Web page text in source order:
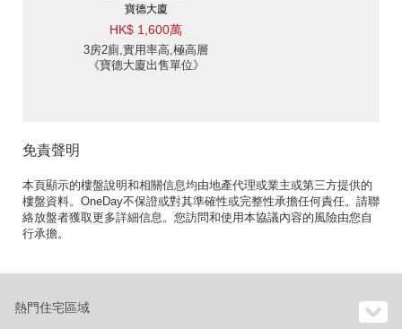
寶德大廈
HK$ 1,600萬
3房2廁,實用率高,極高層
《寶德大廈出售單位》
免責聲明
本頁顯示的樓盤說明和相關信息均由地產代理或業主或第三方提供的
樓盤資料。OneDay不保證或對其準確性或完整性承擔任何責任。請聯
絡放盤者獲取更多詳細信息。您訪問和使用本協議內容的風險由您自
行承擔。
熱門住宅區域